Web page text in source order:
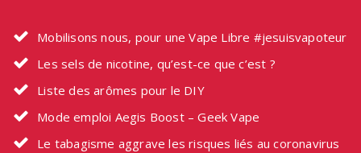
Mobilisons nous, pour une Vape Libre #jesuisvapoteur
Les sels de nicotine, qu’est-ce que c’est ?
Liste des arômes pour le DIY
Mode emploi Aegis Boost – Geek Vape
Le tabagisme aggrave les risques liés au coronavirus